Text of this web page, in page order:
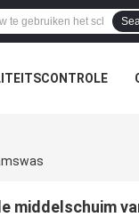
middelschuim